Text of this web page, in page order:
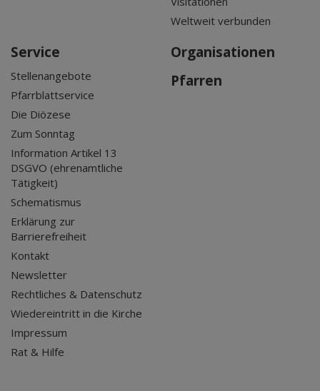
Weltweit verbunden
Service
Stellenangebote
Pfarrblattservice
Die Diözese
Zum Sonntag
Information Artikel 13
DSGVO (ehrenamtliche
Tätigkeit)
Schematismus
Erklärung zur
Barrierefreiheit
Kontakt
Newsletter
Rechtliches & Datenschutz
Wiedereintritt in die Kirche
Impressum
Rat & Hilfe
Organisationen
Pfarren